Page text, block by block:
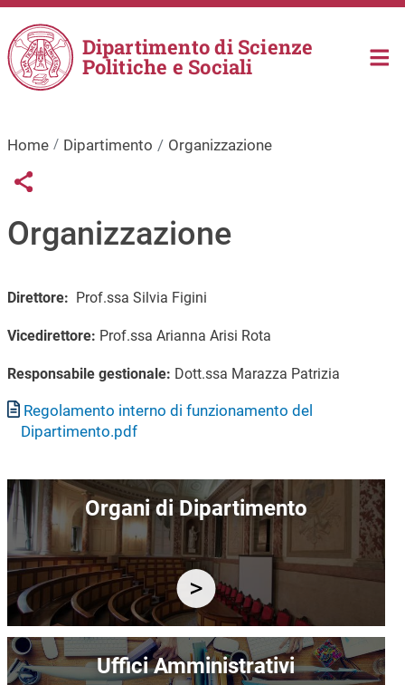
Salta al contenuto principale
Dipartimento di Scienze
Politiche e Sociali
Home Dipartimento Organizzazione
Links condivisione social
Share button
Organizzazione
Direttore: Prof.ssa Silvia Figini
Vicedirettore: Prof.ssa Arianna Arisi Rota
Responsabile gestionale: Dott.ssa Marazza Patrizia
Documento
Regolamento interno di funzionamento del
Dipartimento.pdf
Immagine
Organi di Dipartimento
Immagine
Uffici Amministrativi